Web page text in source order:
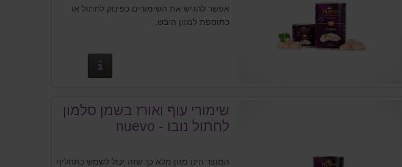
אפשר להגיש את השימורים כפינוק לחתול או
כתוספת למזון היבש.
שימורי עוף ואורז בשמן סלמון
לחתול נובו - nuevo
המוצר הינו מזון מלא כך שזה יכול לשמש כתחליף